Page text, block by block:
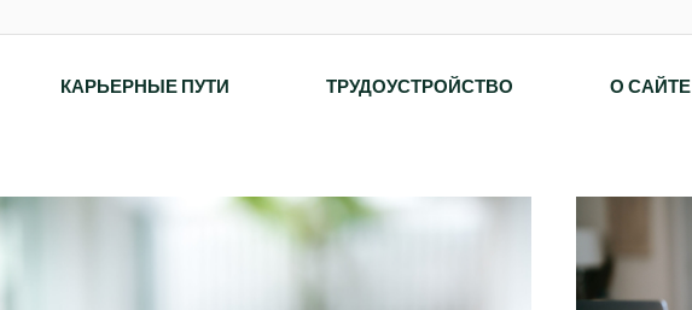
КАРЬЕРНЫЕ ПУТИ ТРУДОУСТРОЙСТВО О САЙТЕ